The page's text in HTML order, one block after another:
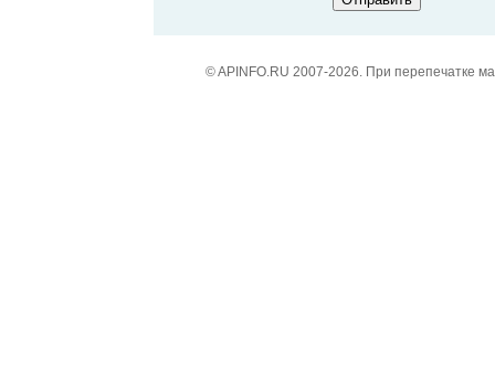
© APINFO.RU 2007-2026. При перепечатке